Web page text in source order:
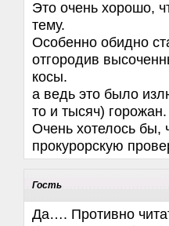
Это очень хорошо,
тему.
Особенно обидно
отгородив
косы.
а ведь это было
то и тысяч) горожан.
Очень хотелось бы,
прокурорскую
Гость
Да…. Противно